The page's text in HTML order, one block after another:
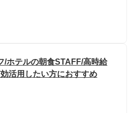
/ホテルの朝食STAFF/高時給
活用したい方におすすめ